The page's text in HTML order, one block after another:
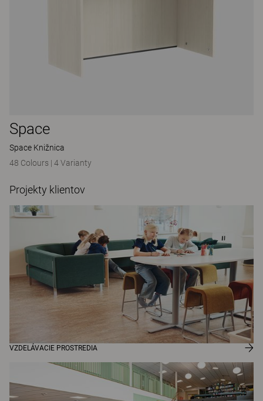
Space
Space Knižnica
48 Colours | 4 Varianty
Projekty klientov
VZDELÁVACIE PROSTREDIA